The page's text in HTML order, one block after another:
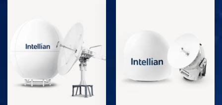
Ku/Ka-Band
1.25M